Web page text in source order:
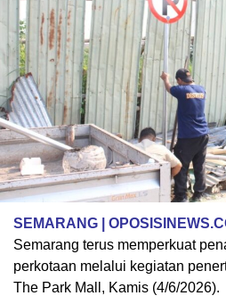
SEMARANG |
Semarang terus memperkuat
perkotaan melalui kegiatan
The Park Mall, Kamis (4/6/2026).